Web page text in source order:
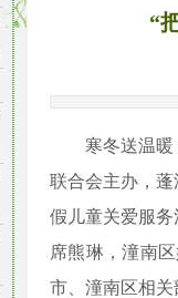
“
寒冬送温
联合会主办，
假儿童关爱服
席熊琳，潼南
市、潼南区相